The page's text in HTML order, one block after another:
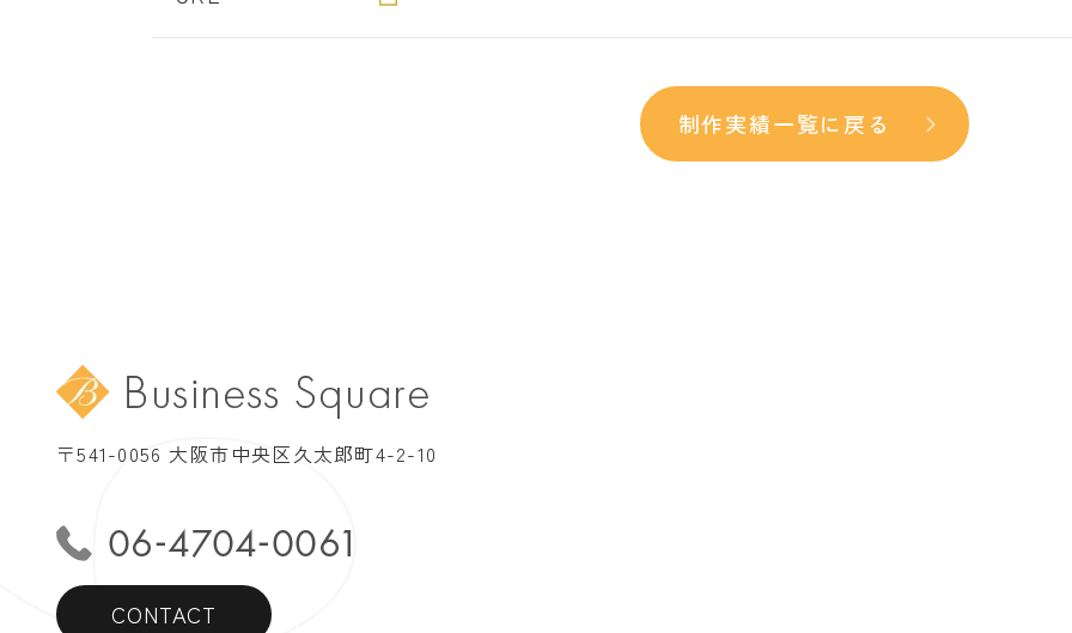
制作実績一覧に戻る
〒541-0056 大阪市中央区久太郎町4-2-10
CONTACT